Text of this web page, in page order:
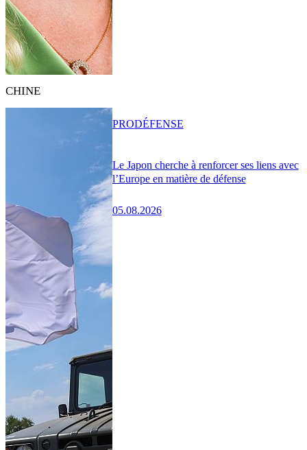
CHINE
Le Japon cherche à renforcer ses liens avec
l’Europe en matière de défense
05.08.2026
PRODÉFENSE